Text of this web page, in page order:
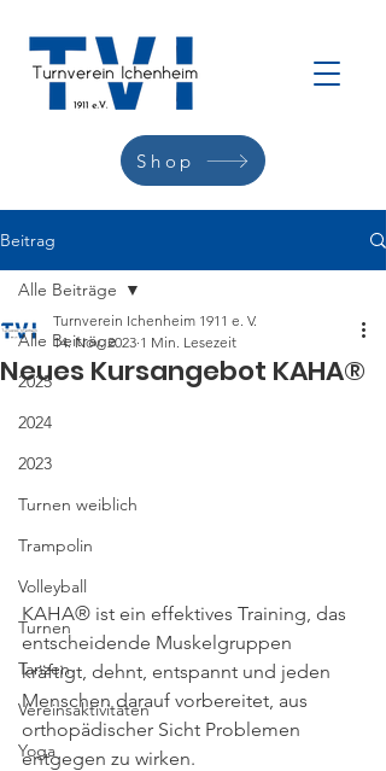
Shop
Beitrag
Alle Beiträge
2025
2024
2023
Turnen weiblich
Trampolin
Volleyball
Turnen
Tanzen
Vereinsaktivitäten
Yoga
Alle Beiträge
Neues Kursangebot KAHA®
Turnverein Ichenheim 1911 e. V.
14. Nov. 2023 1 Min. Lesezeit
KAHA® ist ein effektives Training, das
entscheidende Muskelgruppen
kräftigt, dehnt, entspannt und jeden
Menschen darauf vorbereitet, aus
orthopädischer Sicht Problemen
entgegen zu wirken.